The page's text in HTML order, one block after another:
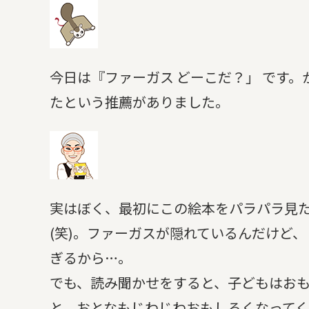
今日は『ファーガス どーこだ？」 です
たという推薦がありました。
実はぼく、最初にこの絵本をパラパラ見
(笑)。ファーガスが隠れているんだけど
ぎるから…。
でも、読み聞かせをすると、子どもはお